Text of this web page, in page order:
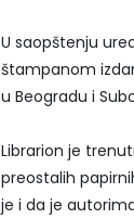
U saopštenju
štampanom
u Beogradu i
Librarion je
preostalih
je i da je